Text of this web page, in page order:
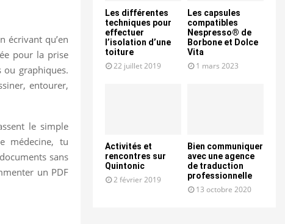
écrivant qu’en
pour la prise
ou graphiques.
entourer,
le simple
médecine, tu
sans
un PDF
Les différentes
techniques pour
effectuer
l’isolation d’une
toiture
22 juillet 2019
Les capsules
compatibles
Nespresso® de
Borbone et Dolce
Vita
1 mars 2023
Activités et
rencontres sur
Quintonic
2 février 2019
Bien communiquer
avec une agence
de traduction
professionnelle
13 octobre 2020